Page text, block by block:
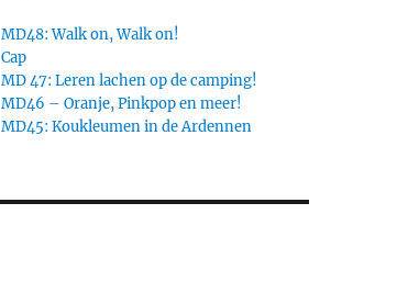
MD48: Walk on, Walk on!
Cap
MD 47: Leren lachen op de camping!
MD46 – Oranje, Pinkpop en meer!
MD45: Koukleumen in de Ardennen